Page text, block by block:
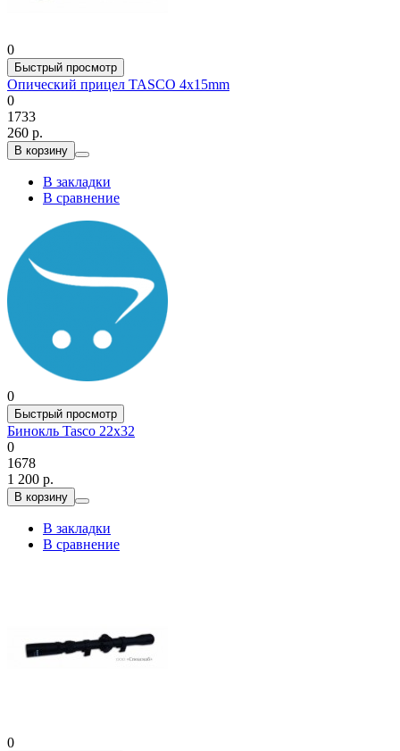
0
Быстрый просмотр
Опический прицел TASCO 4х15mm
0
1733
260 р.
В корзину
В закладки
В сравнение
0
Быстрый просмотр
Бинокль Tasco 22x32
0
1678
1 200 р.
В корзину
В закладки
В сравнение
0